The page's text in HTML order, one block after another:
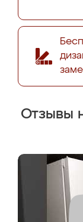
Отзывы